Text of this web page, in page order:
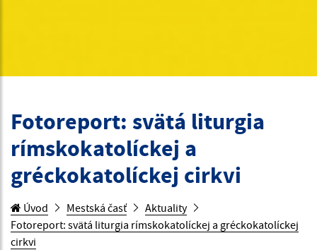
Fotoreport: svätá liturgia
rímskokatolíckej a
gréckokatolíckej cirkvi
Úvod Mestská časť
Aktuality
Fotoreport: svätá liturgia rímskokatolíckej a gréckokatolíckej
cirkvi